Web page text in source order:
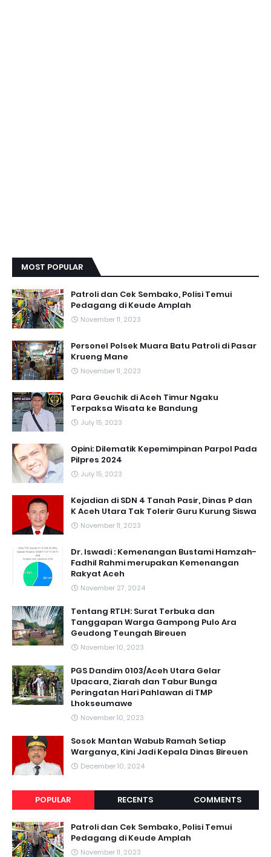
MOST POPULAR
Patroli dan Cek Sembako, Polisi Temui
Pedagang di Keude Amplah
November 11, 2023
Personel Polsek Muara Batu Patroli di Pasar
Krueng Mane
November 11, 2023
Para Geuchik di Aceh Timur Ngaku
Terpaksa Wisata ke Bandung
July 15, 2023
Opini: Dilematik Kepemimpinan Parpol Pada
Pilpres 2024
July 15, 2023
Kejadian di SDN 4 Tanah Pasir, Dinas P dan
K Aceh Utara Tak Tolerir Guru Kurung Siswa
November 11, 2023
Dr. Iswadi : Kemenangan Bustami Hamzah-
Fadhil Rahmi merupakan Kemenangan
Rakyat Aceh
November 27, 2024
Tentang RTLH: Surat Terbuka dan
Tanggapan Warga Gampong Pulo Ara
Geudong Teungah Bireuen
November 10, 2023
PGS Dandim 0103/Aceh Utara Gelar
Upacara, Ziarah dan Tabur Bunga
Peringatan Hari Pahlawan di TMP
Lhokseumawe
November 10, 2023
Sosok Mantan Wabub Ramah Setiap
Warganya, Kini Jadi Kepala Dinas Bireuen
December 10, 2024
POPULAR RECENTS COMMENTS
Patroli dan Cek Sembako, Polisi Temui
Pedagang di Keude Amplah
November 11, 2023